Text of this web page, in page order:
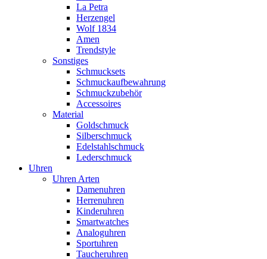
La Petra
Herzengel
Wolf 1834
Amen
Trendstyle
Sonstiges
Schmucksets
Schmuckaufbewahrung
Schmuckzubehör
Accessoires
Material
Goldschmuck
Silberschmuck
Edelstahlschmuck
Lederschmuck
Uhren
Uhren Arten
Damenuhren
Herrenuhren
Kinderuhren
Smartwatches
Analoguhren
Sportuhren
Taucheruhren